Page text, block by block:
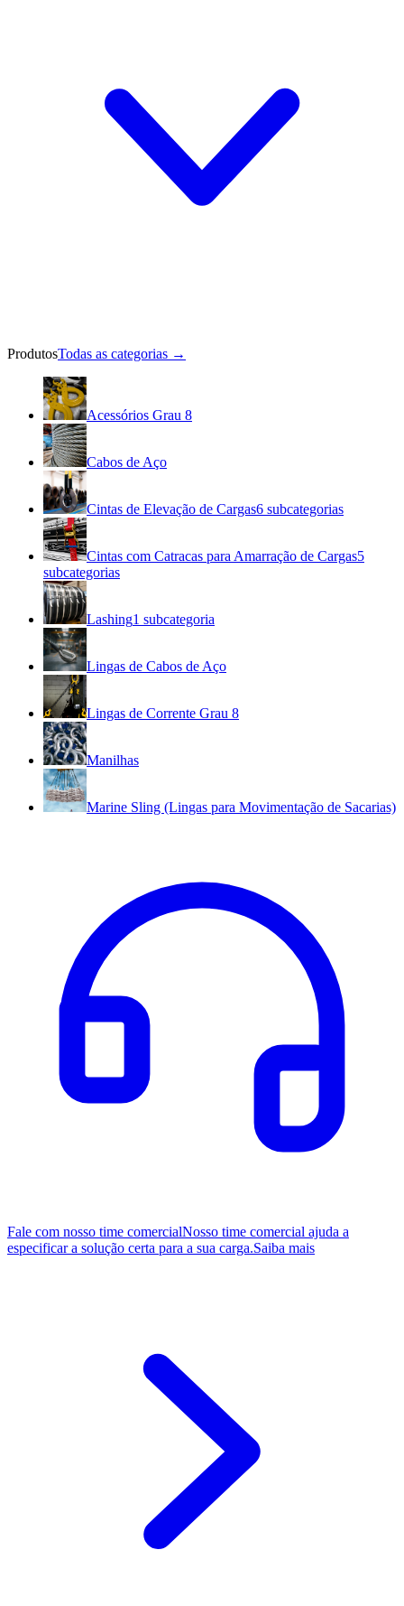
ProdutosTodas as categorias →
Acessórios Grau 8
Cabos de Aço
Cintas de Elevação de Cargas6 subcategorias
Cintas com Catracas para Amarração de Cargas5
subcategorias
Lashing1 subcategoria
Lingas de Cabos de Aço
Lingas de Corrente Grau 8
Manilhas
Marine Sling (Lingas para Movimentação de Sacarias)
Fale com nosso time comercialNosso time comercial ajuda a
especificar a solução certa para a sua carga.Saiba mais